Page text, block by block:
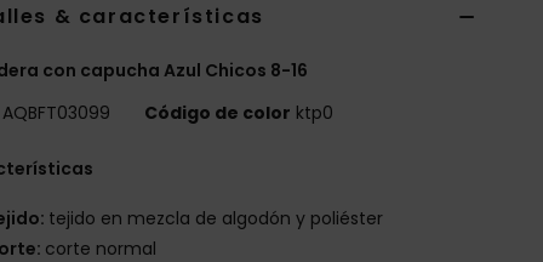
& características
con capucha Azul Chicos 8-16
AQBFT03099 Código de color ktp0
tejido en mezcla de algodón y poliéster
corte normal